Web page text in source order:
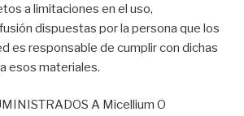
a limitaciones en el uso,
dispuestas por la persona que los
es responsable de cumplir con dichas
esos materiales.
A Micellium O